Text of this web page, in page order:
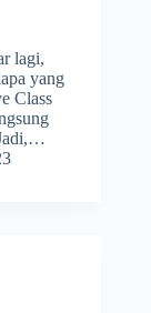
lagi,
yang
Class